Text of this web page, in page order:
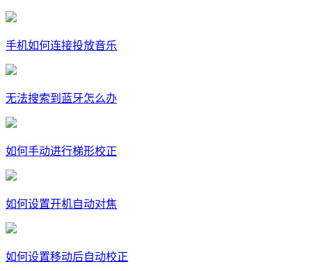
手机如何连接投放音乐
无法搜索到蓝牙怎么办
如何手动进行梯形校正
如何设置开机自动对焦
如何设置移动后自动校正